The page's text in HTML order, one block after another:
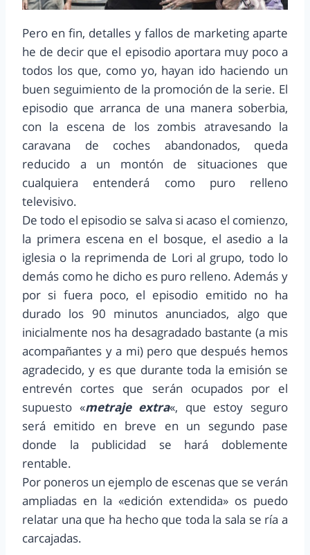
Pero en fin, detalles y fallos de marketing aparte
he de decir que el episodio aportara muy poco a
todos los que, como yo, hayan ido haciendo un
buen seguimiento de la promoción de la serie. El
episodio que arranca de una manera soberbia,
con la escena de los zombis atravesando la
caravana de coches abandonados, queda
reducido a un montón de situaciones que
cualquiera entenderá como puro relleno
televisivo.
De todo el episodio se salva si acaso el comienzo,
la primera escena en el bosque, el asedio a la
iglesia o la reprimenda de Lori al grupo, todo lo
demás como he dicho es puro relleno. Además y
por si fuera poco, el episodio emitido no ha
durado los 90 minutos anunciados, algo que
inicialmente nos ha desagradado bastante (a mis
acompañantes y a mi) pero que después hemos
agradecido, y es que durante toda la emisión se
entrevén cortes que serán ocupados por el
supuesto «metraje extra«, que estoy seguro
será emitido en breve en un segundo pase
donde la publicidad se hará doblemente
rentable.
Por poneros un ejemplo de escenas que se verán
ampliadas en la «edición extendida» os puedo
relatar una que ha hecho que toda la sala se ría a
carcajadas.